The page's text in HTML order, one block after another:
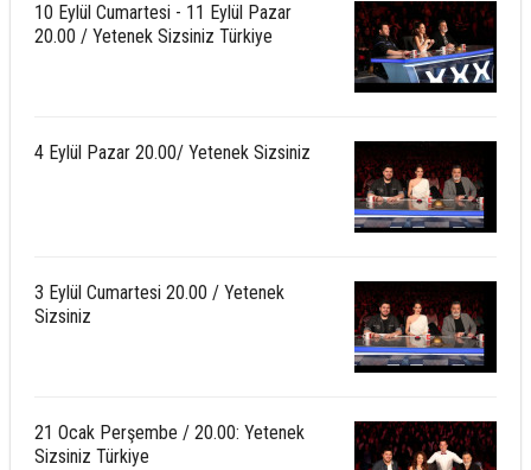
10 Eylül Cumartesi - 11 Eylül Pazar
20.00 / Yetenek Sizsiniz Türkiye
4 Eylül Pazar 20.00/ Yetenek Sizsiniz
3 Eylül Cumartesi 20.00 / Yetenek
Sizsiniz
21 Ocak Perşembe / 20.00: Yetenek
Sizsiniz Türkiye